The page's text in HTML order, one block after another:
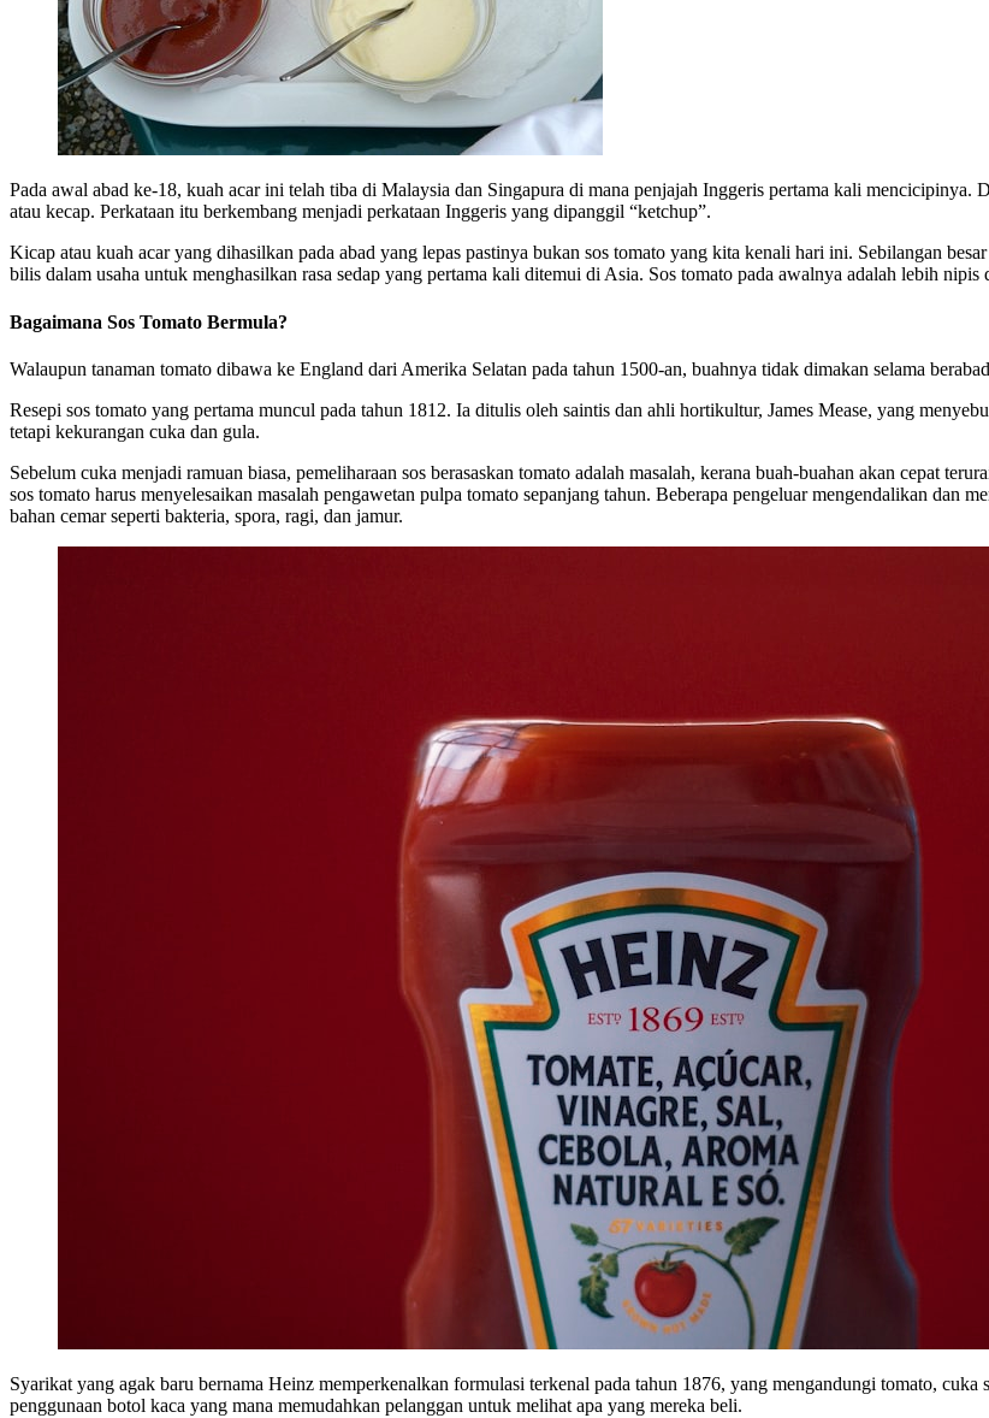
Pada awal abad ke-18, kuah acar ini telah tiba di Malaysia dan Singapura di mana penjajah Inggeris pertama kali
atau kecap. Perkataan itu berkembang menjadi perkataan Inggeris yang dipanggil “ketchup”.
Kicap atau kuah acar yang dihasilkan pada abad yang lepas pastinya bukan sos tomato yang kita kenali hari ini. Sebilangan
bilis dalam usaha untuk menghasilkan rasa sedap yang pertama kali ditemui di Asia. Sos tomato pada awalnya adalah lebih
Bagaimana Sos Tomato Bermula?
Walaupun tanaman tomato dibawa ke England dari Amerika Selatan pada tahun 1500-an, buahnya tidak dimakan selama
Resepi sos tomato yang pertama muncul pada tahun 1812. Ia ditulis oleh saintis dan ahli hortikultur, James Mease, yang
tetapi kekurangan cuka dan gula.
Sebelum cuka menjadi ramuan biasa, pemeliharaan sos berasaskan tomato adalah masalah, kerana buah-buahan akan cepat
sos tomato harus menyelesaikan masalah pengawetan pulpa tomato sepanjang tahun. Beberapa pengeluar mengendalikan dan
bahan cemar seperti bakteria, spora, ragi, dan jamur.
Syarikat yang agak baru bernama Heinz memperkenalkan formulasi terkenal pada tahun 1876, yang mengandungi tomato,
penggunaan botol kaca yang mana memudahkan pelanggan untuk melihat apa yang mereka beli.